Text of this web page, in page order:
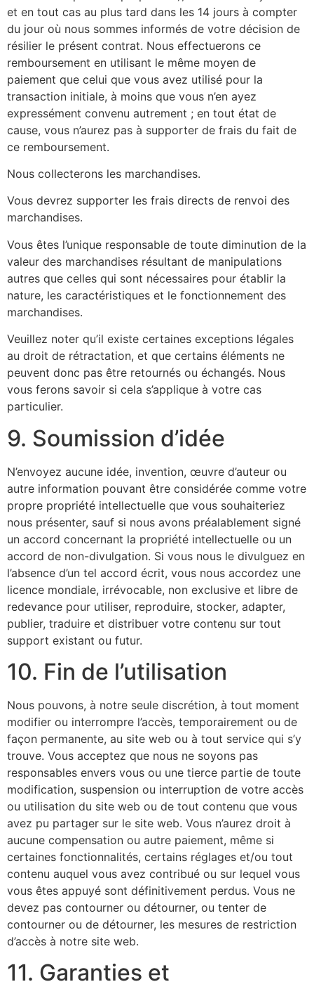
et en tout cas au plus tard dans les 14 jours à compter
du jour où nous sommes informés de votre décision de
résilier le présent contrat. Nous effectuerons ce
remboursement en utilisant le même moyen de
paiement que celui que vous avez utilisé pour la
transaction initiale, à moins que vous n’en ayez
expressément convenu autrement ; en tout état de
cause, vous n’aurez pas à supporter de frais du fait de
ce remboursement.
Nous collecterons les marchandises.
Vous devrez supporter les frais directs de renvoi des
marchandises.
Vous êtes l’unique responsable de toute diminution de la
valeur des marchandises résultant de manipulations
autres que celles qui sont nécessaires pour établir la
nature, les caractéristiques et le fonctionnement des
marchandises.
Veuillez noter qu’il existe certaines exceptions légales
au droit de rétractation, et que certains éléments ne
peuvent donc pas être retournés ou échangés. Nous
vous ferons savoir si cela s’applique à votre cas
particulier.
9. Soumission d’idée
N’envoyez aucune idée, invention, œuvre d’auteur ou
autre information pouvant être considérée comme votre
propre propriété intellectuelle que vous souhaiteriez
nous présenter, sauf si nous avons préalablement signé
un accord concernant la propriété intellectuelle ou un
accord de non-divulgation. Si vous nous le divulguez en
l’absence d’un tel accord écrit, vous nous accordez une
licence mondiale, irrévocable, non exclusive et libre de
redevance pour utiliser, reproduire, stocker, adapter,
publier, traduire et distribuer votre contenu sur tout
support existant ou futur.
10. Fin de l’utilisation
Nous pouvons, à notre seule discrétion, à tout moment
modifier ou interrompre l’accès, temporairement ou de
façon permanente, au site web ou à tout service qui s’y
trouve. Vous acceptez que nous ne soyons pas
responsables envers vous ou une tierce partie de toute
modification, suspension ou interruption de votre accès
ou utilisation du site web ou de tout contenu que vous
avez pu partager sur le site web. Vous n’aurez droit à
aucune compensation ou autre paiement, même si
certaines fonctionnalités, certains réglages et/ou tout
contenu auquel vous avez contribué ou sur lequel vous
vous êtes appuyé sont définitivement perdus. Vous ne
devez pas contourner ou détourner, ou tenter de
contourner ou de détourner, les mesures de restriction
d’accès à notre site web.
11. Garanties et